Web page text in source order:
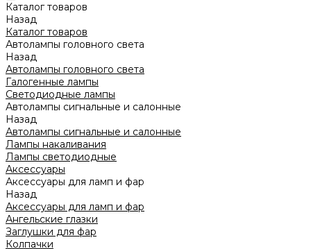
Каталог товаров
Назад
Каталог товаров
Автолампы головного света
Назад
Автолампы головного света
Галогенные лампы
Светодиодные лампы
Автолампы сигнальные и салонные
Назад
Автолампы сигнальные и салонные
Лампы накаливания
Лампы светодиодные
Аксессуары
Аксессуары для ламп и фар
Назад
Аксессуары для ламп и фар
Ангельские глазки
Заглушки для фар
Колпачки